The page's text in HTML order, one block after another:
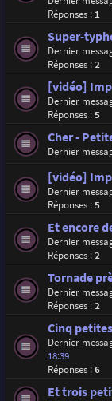
Réponses : 1
Super-
Dernier
Réponses :2
[vidéo]
Dernier
Réponses :5
Cher -
Dernier
[vidéo]
Dernier
Réponses :5
Et encore
Dernier
Réponses :2
Tornade
Dernier
Réponses :2
Cinq
Dernier
18:39
Réponses :6
Et trois